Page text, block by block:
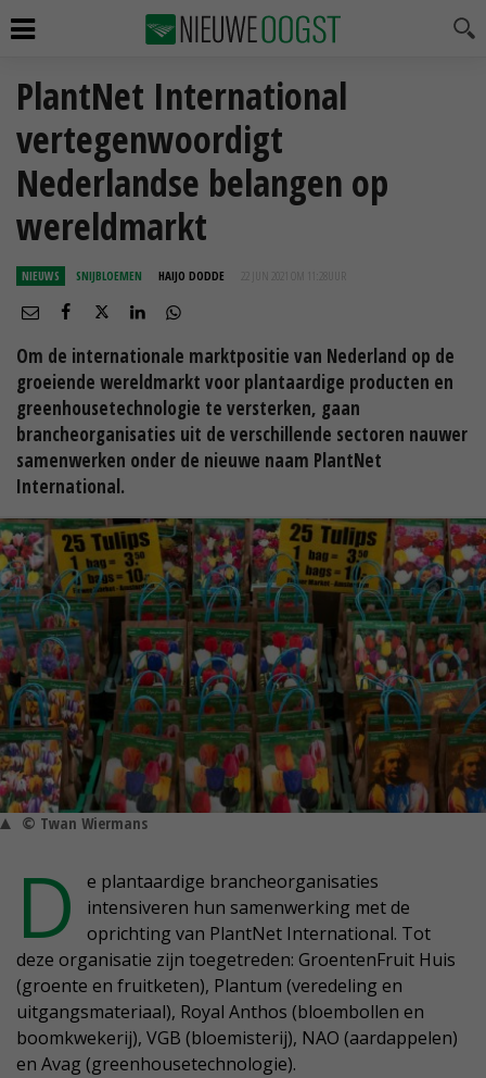
PlantNet International
vertegenwoordigt
Nederlandse belangen op
wereldmarkt
NIEUWS SNIJBLOEMEN HAIJO DODDE 22 JUN 2021 OM 11:28
Om de internationale marktpositie van Nederland op de
groeiende wereldmarkt voor plantaardige producten en
greenhousetechnologie te versterken, gaan
brancheorganisaties uit de verschillende sectoren nauwer
samenwerken onder de nieuwe naam PlantNet
International.
© Twan Wiermans
D
e plantaardige brancheorganisaties
intensiveren hun samenwerking met de
oprichting van PlantNet International. Tot
deze organisatie zijn toegetreden: GroentenFruit Huis
(groente en fruitketen), Plantum (veredeling en
uitgangsmateriaal), Royal Anthos (bloembollen en
boomkwekerij), VGB (bloemisterij), NAO (aardappelen)
en Avag (greenhousetechnologie).